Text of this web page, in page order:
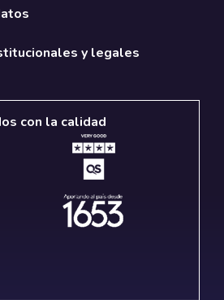
y legales
con la calidad